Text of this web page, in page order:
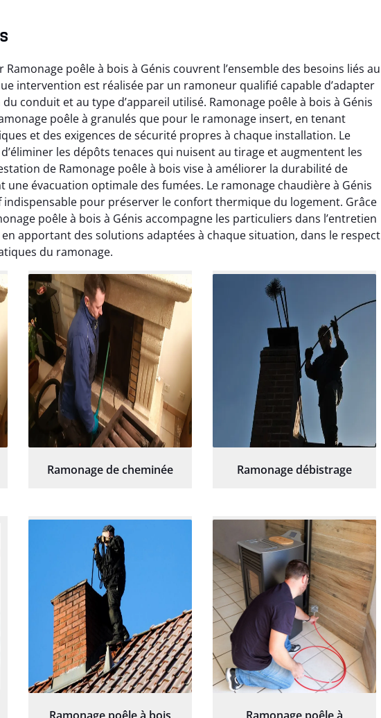
poêle à bois à Génis couvrent l’ensemble des besoins liés au
intervention est réalisée par un ramoneur qualifié capable d’adapter
conduit et au type d’appareil utilisé. Ramonage poêle à bois à Génis
poêle à granulés que pour le ramonage insert, en tenant
et des exigences de sécurité propres à chaque installation. Le
les dépôts tenaces qui nuisent au tirage et augmentent les
de Ramonage poêle à bois vise à améliorer la durabilité de
une évacuation optimale des fumées. Le ramonage chaudière à Génis
pour préserver le confort thermique du logement. Grâce
poêle à bois à Génis accompagne les particuliers dans l’entretien
apportant des solutions adaptées à chaque situation, dans le respect
du ramonage.
Ramonage de cheminée Ramonage débistrage
Loïc Marchand
24 janvier 2026
Très bon travail de
débistrage et ramonage.
Cheminée parfaitement
nettoyée et fonctionnement
nettement amélioré. Je
hésitation.
Claire Vautrin
21 juin 2025
Ramonage très bien réalisé,
travail propre et soigné.
Toutes les explications ont
été claires et le conduit a été